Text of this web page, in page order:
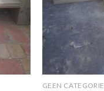
GEEN CATEGORIE